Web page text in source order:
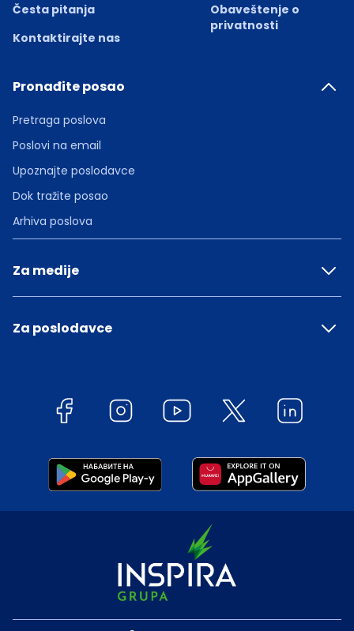
Česta pitanja
Kontaktirajte nas
Obaveštenje o
privatnosti
Pronađite posao
Pretraga poslova
Poslovi na email
Upoznajte poslodavce
Dok tražite posao
Arhiva poslova
Za medije
Za poslodavce